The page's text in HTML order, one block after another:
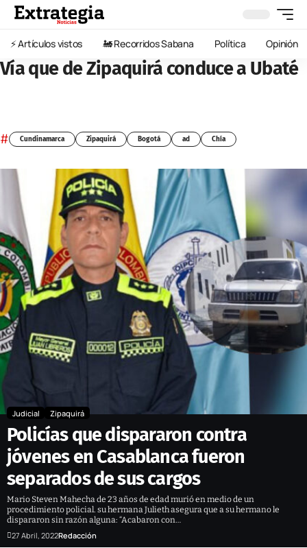
⚡️ Artículos vistos 🚂 Recorridos Sabana Política Opinión
Vía que de Zipaquirá conduce a Ubaté
# Cundinamarca Zipaquirá Bogotá ad Chía
Judicial Zipaquirá
Policías que dispararon contra
jóvenes en Casablanca fueron
separados de sus cargos
Mario Steven Mahecha de 23 años de edad murió en medio de un
procedimiento policial. su hermana Julieth asegura que a su hermano le
dispararon sin razón alguna: “Acabaron con…
27 Abril, 2022Redacción